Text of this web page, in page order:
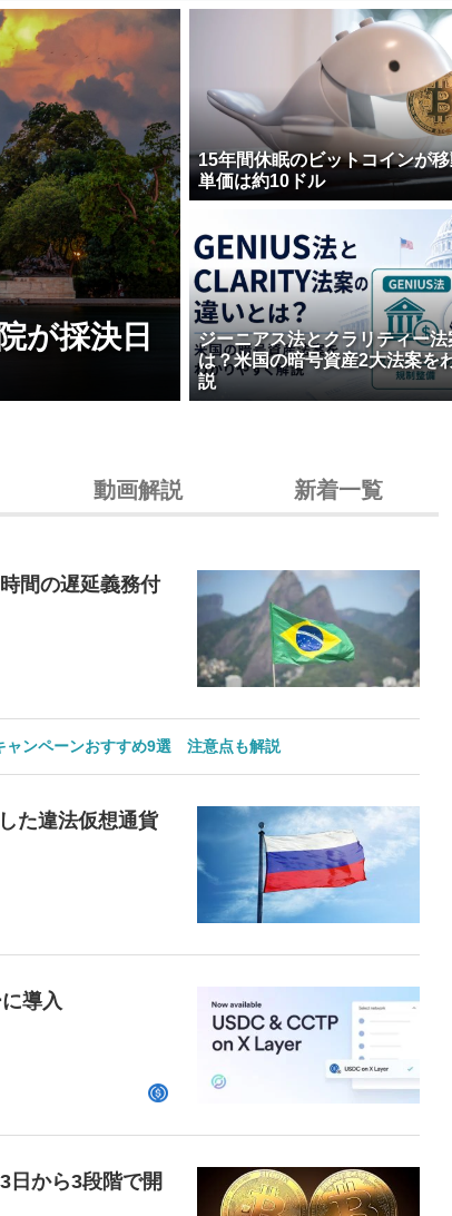
が採決日
15年間休眠のビットコインが
単価は約10ドル
ジーニアス法とクラリティー
は？米国の暗号資産2大法案を
説
動画解説 新着一覧
間の遅延義務付
ャンペーンおすすめ9選 注意点も解説
た違法仮想通貨
導入
日から3段階で開